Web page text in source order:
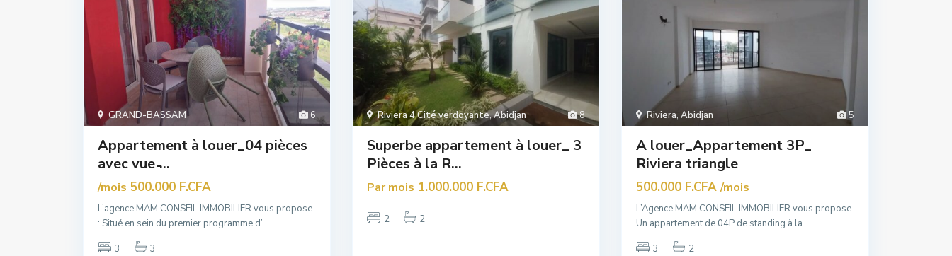
6
GRAND-BASSAM
Appartement à louer_04 pièces
avec vue ̵...
/mois 500.000 F.CFA
L’agence MAM CONSEIL IMMOBILIER vous propose
: Situé en sein du premier programme d’ ...
3
3
8
Riviera 4 Cité verdoyante,Abidjan
Superbe appartement à louer_ 3
Pièces à la R...
Par mois 1.000.000 F.CFA
2 2
5
Riviera, Abidjan
A louer_Appartement 3P_
Riviera triangle
500.000 F.CFA/mois
L’Agence MAM CONSEIL IMMOBILIER vous propose
Un appartement de 04P de standing à la ...
3
2